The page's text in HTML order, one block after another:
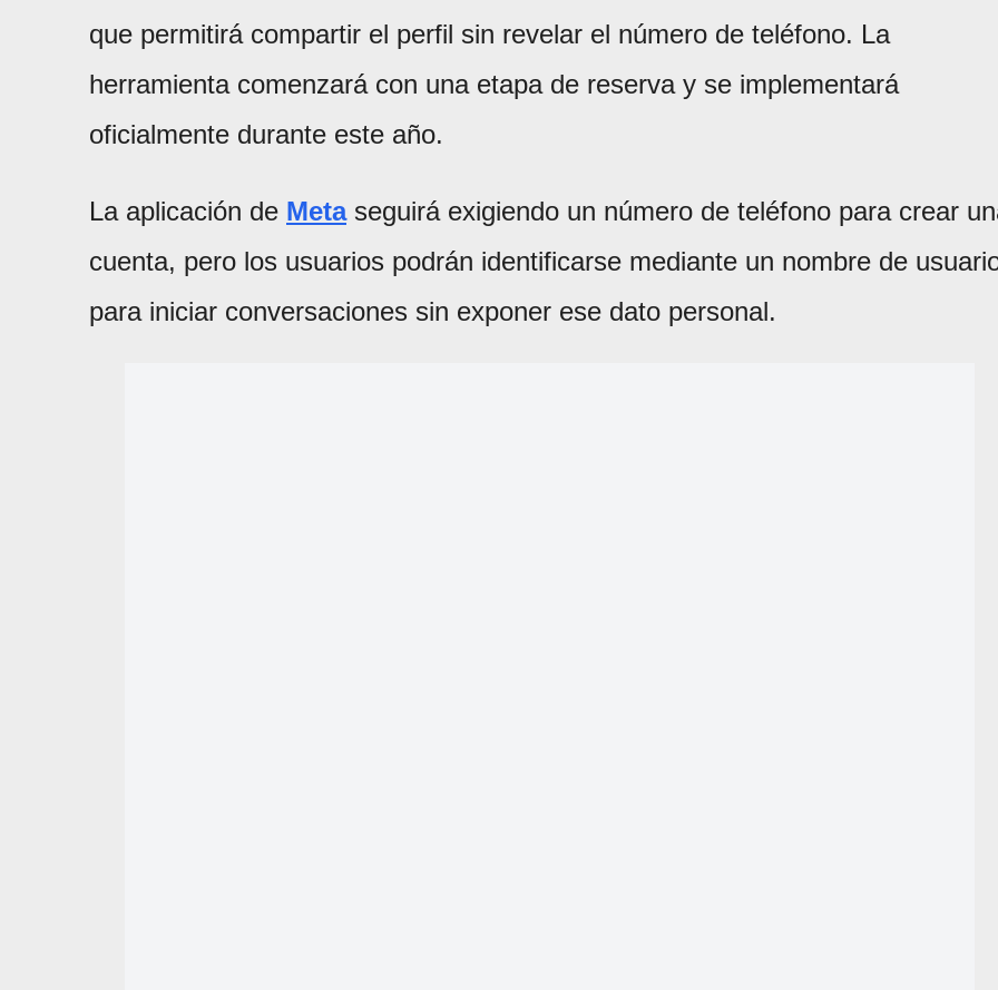
que permitirá compartir el perfil sin revelar el número de teléfono. La
herramienta comenzará con una etapa de reserva y se implementará
oficialmente durante este año.
La aplicación de Metaseguirá exigiendo un número de teléfono para crear
cuenta, pero los usuarios podrán identificarse mediante un nombre de
para iniciar conversaciones sin exponer ese dato personal.